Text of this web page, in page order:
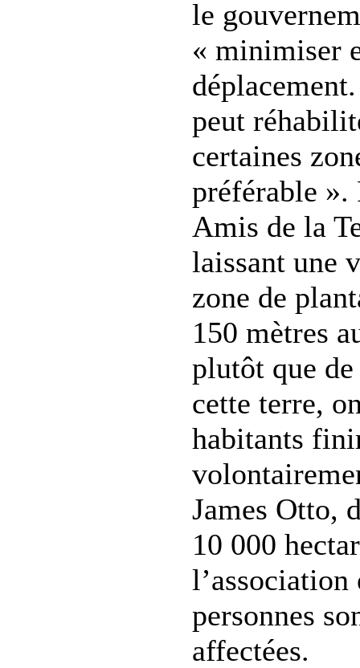
le
« minimiser
peut
certaines
préférable ».
Amis de la
laissant une
zone de
150 mètres
plutôt que
cette terre,
habitants
James Otto,
10 000
l’association
personnes
affectées.